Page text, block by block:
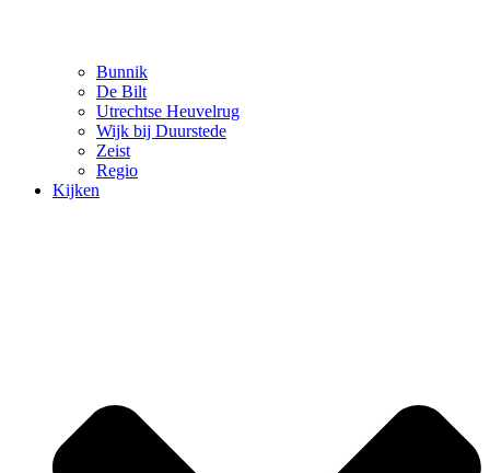
Bunnik
De Bilt
Utrechtse Heuvelrug
Wijk bij Duurstede
Zeist
Regio
Kijken